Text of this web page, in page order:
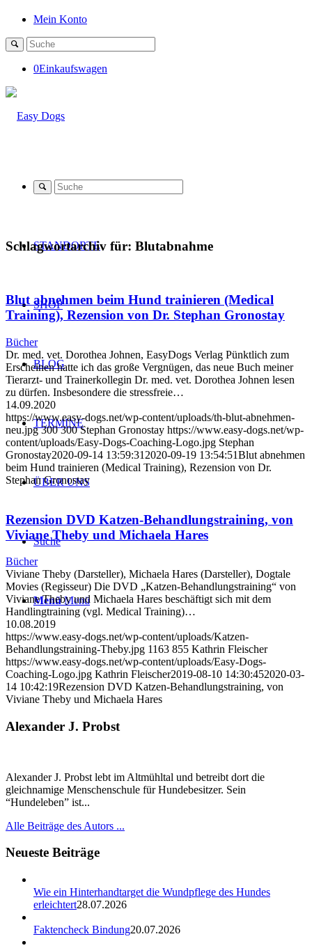
Mein Konto
0Einkaufswagen
STANDORTE
SHOP
BLOG
TERMINE
ÜBER UNS
Suche
Menü Menü
Schlagwortarchiv für: Blutabnahme
Blut abnehmen beim Hund trainieren (Medical
Training), Rezension von Dr. Stephan Gronostay
Bücher
Dr. med. vet. Dorothea Johnen, EasyDogs Verlag Pünktlich zum
Erscheinen hatte ich das große Vergnügen, das neue Buch meiner
Tierarzt- und Trainerkollegin Dr. med. vet. Dorothea Johnen lesen
zu dürfen. Insbesondere die stressfreie…
14.09.2020
https://www.easy-dogs.net/wp-content/uploads/th-blut-abnehmen-
neu.jpg 300 300 Stephan Gronostay https://www.easy-dogs.net/wp-
content/uploads/Easy-Dogs-Coaching-Logo.jpg Stephan
Gronostay2020-09-14 13:59:31 2020-09-19 13:54:51Blut abnehmen
beim Hund trainieren (Medical Training), Rezension von Dr.
Stephan Gronostay
Rezension DVD Katzen-Behandlungstraining, von
Viviane Theby und Michaela Hares
Bücher
Viviane Theby (Darsteller), Michaela Hares (Darsteller), Dogtale
Movies (Regisseur) Die DVD „Katzen-Behandlungstraining“ von
Viviane Theby und Michaela Hares beschäftigt sich mit dem
Handlingtraining (vgl. Medical Training)…
10.08.2019
https://www.easy-dogs.net/wp-content/uploads/Katzen-
Behandlungstraining-Theby.jpg 1163 855 Kathrin Fleischer
https://www.easy-dogs.net/wp-content/uploads/Easy-Dogs-
Coaching-Logo.jpg Kathrin Fleischer2019-08-10 14:30:452020-03-
14 10:42:19Rezension DVD Katzen-Behandlungstraining, von
Viviane Theby und Michaela Hares
Alexander J. Probst
Alexander J. Probst lebt im Altmühltal und betreibt dort die
gleichnamige Menschenschule für Hundebesitzer. Sein
“Hundeleben” ist...
Alle Beiträge des Autors ...
Neueste Beiträge
Wie ein Hinterhandtarget die Wundpflege des Hundes
erleichtert28.07.2026
Faktencheck Bindung20.07.2026